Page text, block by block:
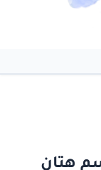
هتان